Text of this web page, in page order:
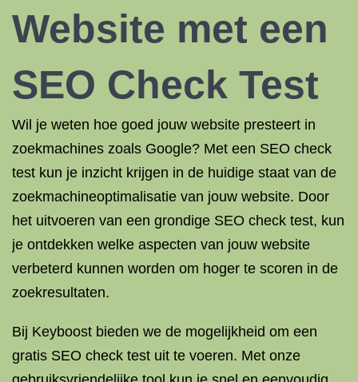
Website met een
SEO Check Test
Wil je weten hoe goed jouw website presteert in
zoekmachines zoals Google? Met een SEO check
test kun je inzicht krijgen in de huidige staat van de
zoekmachineoptimalisatie van jouw website. Door
het uitvoeren van een grondige SEO check test, kun
je ontdekken welke aspecten van jouw website
verbeterd kunnen worden om hoger te scoren in de
zoekresultaten.
Bij Keyboost bieden we de mogelijkheid om een
gratis SEO check test uit te voeren. Met onze